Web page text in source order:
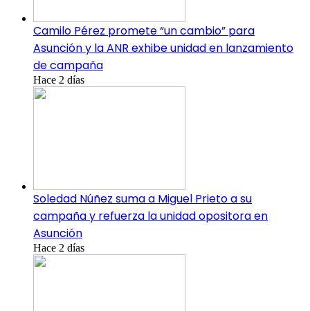
Camilo Pérez promete “un cambio” para
Asunción y la ANR exhibe unidad en lanzamiento
de campaña
Hace 2 días
Soledad Núñez suma a Miguel Prieto a su
campaña y refuerza la unidad opositora en
Asunción
Hace 2 días